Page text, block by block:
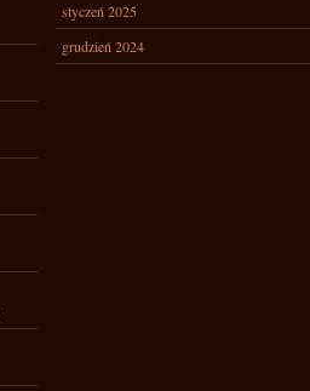
styczeń 2025
grudzień 2024